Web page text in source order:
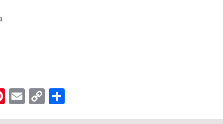
Pinterest
Email
Copy
Link